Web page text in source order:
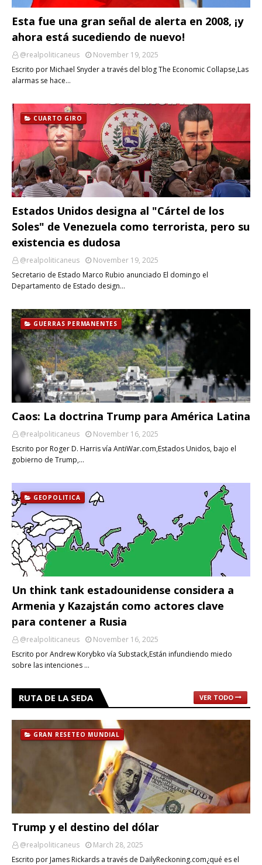
Esta fue una gran señal de alerta en 2008, ¡y
ahora está sucediendo de nuevo!
@realpoliticaneus
November 19, 2025
Escrito por Michael Snyder a través del blog The Economic Collapse,Las
alarmas se hace…
CUARTO GIRO
Estados Unidos designa al "Cártel de los
Soles" de Venezuela como terrorista, pero su
existencia es dudosa
@realpoliticaneus
November 19, 2025
Secretario de Estado Marco Rubio anunciado El domingo el
Departamento de Estado design…
GUERRAS PERMANENTES
Caos: La doctrina Trump para América Latina
@realpoliticaneus
November 16, 2025
Escrito por Roger D. Harris vía AntiWar.com,Estados Unidos, bajo el
gobierno de Trump,…
GEOPOLITICA
Un think tank estadounidense considera a
Armenia y Kazajstán como actores clave
para contener a Rusia
@realpoliticaneus
November 16, 2025
Escrito por Andrew Korybko vía Substack,Están infundiendo miedo
sobre las intenciones …
RUTA DE LA SEDA VER TODO
GRAN RESETEO MUNDIAL
Trump y el destino del dólar
@realpoliticaneus
March 28, 2025
Escrito por James Rickards a través de DailyReckoning.com¿qué es el